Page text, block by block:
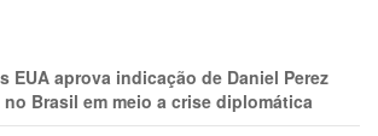
EUA aprova indicação de Daniel Perez
Brasil em meio a crise diplomática